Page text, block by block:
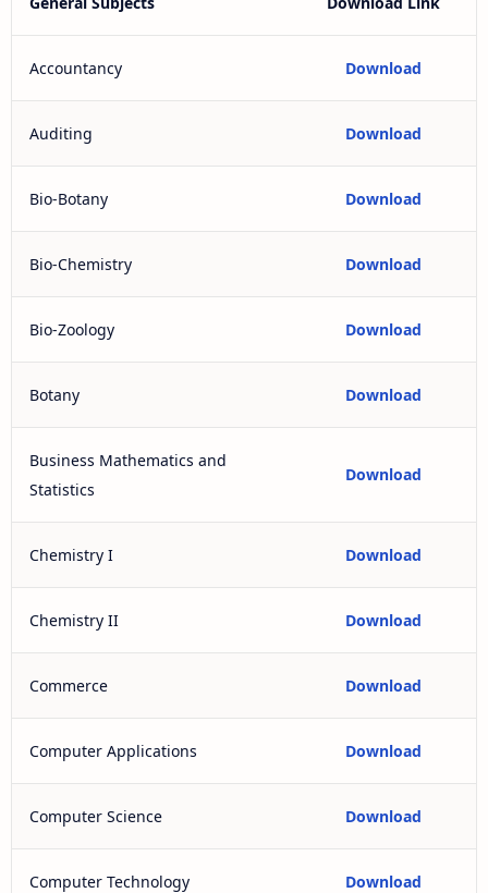
Accountancy Download
Auditing Download
Bio-Botany Download
Bio-Chemistry Download
Bio-Zoology Download
Botany Download
Business Mathematics and
Statistics
Download
Chemistry I Download
Chemistry II Download
Commerce Download
Computer Applications Download
Computer Science Download
Computer Technology Download